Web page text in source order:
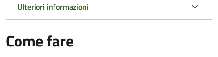
Ulteriori informazioni
Come fare